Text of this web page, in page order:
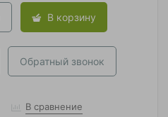
В корзину
Обратный звонок
В сравнение